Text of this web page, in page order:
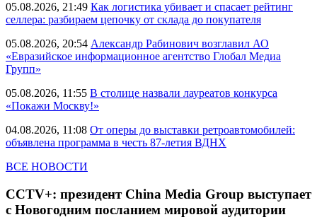
05.08.2026, 21:49 Как логистика убивает и спасает рейтинг
селлера: разбираем цепочку от склада до покупателя
05.08.2026, 20:54 Александр Рабинович возглавил АО
«Евразийское информационное агентство Глобал Медиа
Групп»
05.08.2026, 11:55 В столице назвали лауреатов конкурса
«Покажи Москву!»
04.08.2026, 11:08 От оперы до выставки ретроавтомобилей:
объявлена программа в честь 87-летия ВДНХ
ВСЕ НОВОСТИ
CCTV+: президент China Media Group выступает
с Новогодним посланием мировой аудитории